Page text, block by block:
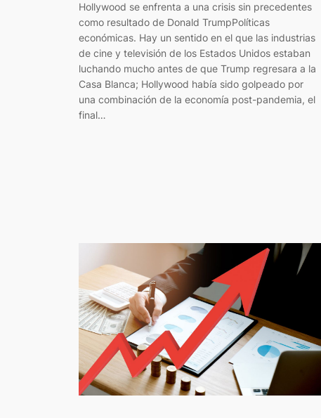
Hollywood se enfrenta a una crisis sin precedentes
como resultado de Donald TrumpPolíticas
económicas. Hay un sentido en el que las industrias
de cine y televisión de los Estados Unidos estaban
luchando mucho antes de que Trump regresara a la
Casa Blanca; Hollywood había sido golpeado por
una combinación de la economía post-pandemia, el
final…